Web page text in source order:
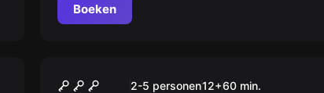
Boeken
Citadelle de Namur
2-5 personen12+60 min.